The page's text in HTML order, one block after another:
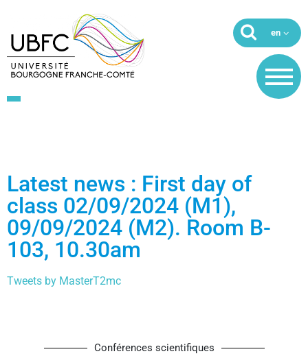
Latest news : First day of
class 02/09/2024 (M1),
09/09/2024 (M2). Room B-
103, 10.30am
Tweets by MasterT2mc
Conférences scientifiques